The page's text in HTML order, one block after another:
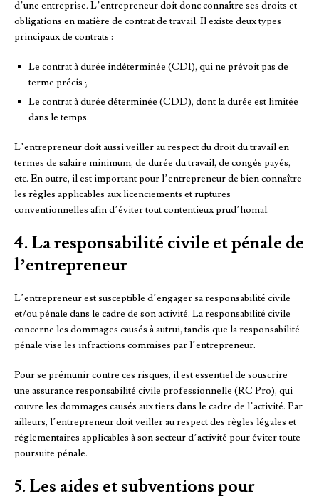
d’une entreprise. L’entrepreneur doit donc connaître ses droits et
obligations en matière de contrat de travail. Il existe deux types
principaux de contrats :
Le contrat à durée indéterminée (CDI), qui ne prévoit pas de
terme précis ;
Le contrat à durée déterminée (CDD), dont la durée est limitée
dans le temps.
L’entrepreneur doit aussi veiller au respect du droit du travail en
termes de salaire minimum, de durée du travail, de congés payés,
etc. En outre, il est important pour l’entrepreneur de bien connaître
les règles applicables aux licenciements et ruptures
conventionnelles afin d’éviter tout contentieux prud’homal.
4. La responsabilité civile et pénale de
l’entrepreneur
L’entrepreneur est susceptible d’engager sa responsabilité civile
et/ou pénale dans le cadre de son activité. La responsabilité civile
concerne les dommages causés à autrui, tandis que la responsabilité
pénale vise les infractions commises par l’entrepreneur.
Pour se prémunir contre ces risques, il est essentiel de souscrire
une assurance responsabilité civile professionnelle (RC Pro), qui
couvre les dommages causés aux tiers dans le cadre de l’activité. Par
ailleurs, l’entrepreneur doit veiller au respect des règles légales et
réglementaires applicables à son secteur d’activité pour éviter toute
poursuite pénale.
5. Les aides et subventions pour